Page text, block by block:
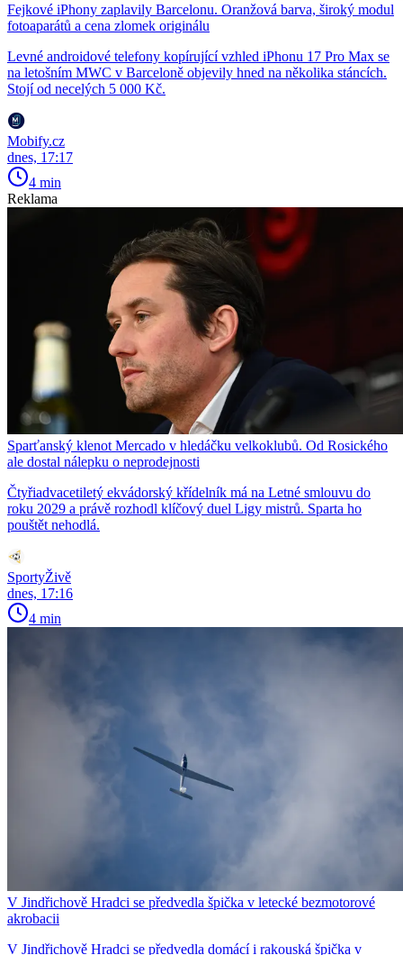
Fejkové iPhony zaplavily Barcelonu. Oranžová barva, široký modul
fotoaparátů a cena zlomek originálu
Levné androidové telefony kopírující vzhled iPhonu 17 Pro Max se
na letošním MWC v Barceloně objevily hned na několika stáncích.
Stojí od necelých 5 000 Kč.
Mobify.cz
dnes, 17:17
4 min
Reklama
Sparťanský klenot Mercado v hledáčku velkoklubů. Od Rosického
ale dostal nálepku o neprodejnosti
Čtyřiadvacetiletý ekvádorský křídelník má na Letné smlouvu do
roku 2029 a právě rozhodl klíčový duel Ligy mistrů. Sparta ho
pouštět nehodlá.
SportyŽivě
dnes, 17:16
4 min
V Jindřichově Hradci se předvedla špička v letecké bezmotorové
akrobacii
V Jindřichově Hradci se předvedla domácí i rakouská špička v